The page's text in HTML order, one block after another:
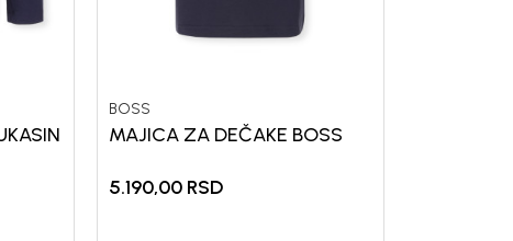
BOSS
MAJICA ZA DEČAKE BOSS
5.190,00 RSD